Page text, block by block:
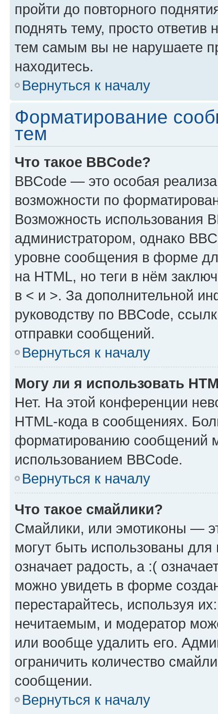
пройти до повторного
поднять тему, просто ответив
тем самым вы не нарушаете
находитесь.
Вернуться к началу
Форматирование
тем
Что такое BBCode?
BBCode — это особая
возможности по
Возможность использования
администратором, однако
уровне сообщения в форме
на HTML, но теги в нём
в < и >. За дополнительной
руководству по BBCode,
отправки сообщений.
Вернуться к началу
Могу ли я использовать
Нет. На этой конференции
HTML-кода в сообщениях.
форматированию сообщений
использованием BBCode.
Вернуться к началу
Что такое смайлики?
Смайлики, или эмотиконы —
могут быть использованы
означает радость, а :(
можно увидеть в форме
перестарайтесь, используя
нечитаемым, и модератор
или вообще удалить его.
ограничить количество
сообщении.
Вернуться к началу